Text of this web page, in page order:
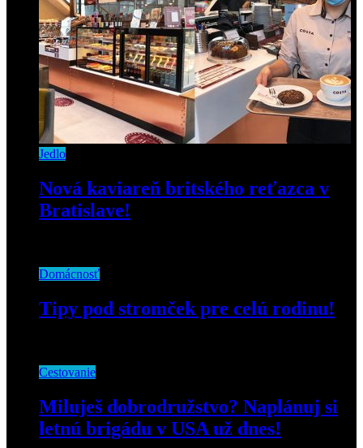
Jedlo
Nová kaviareň britského reťazca v
Bratislave!
Domácnosť
Tipy pod stromček pre celú rodinu!
Cestovanie
Miluješ dobrodružstvo? Naplánuj si
letnú brigádu v USA už dnes!